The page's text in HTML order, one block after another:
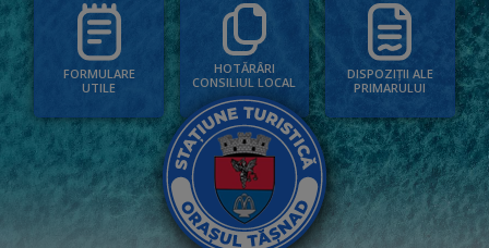
FORMULARE
UTILE
HOTĂRÂRI
CONSILIUL LOCAL
DISPOZIȚII ALE
PRIMARULUI